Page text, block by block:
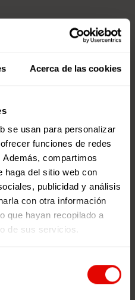
Acerca de las cookies
se usan para personalizar
funciones de redes
compartimos
haga del sitio web con
publicidad y análisis
con otra información
que hayan recopilado a
de sus servicios.